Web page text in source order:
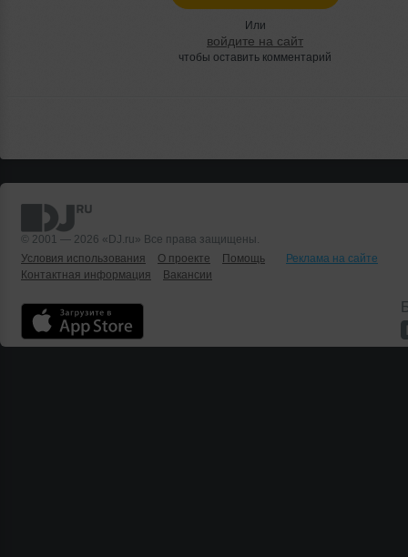
Или
войдите на сайт
чтобы оставить комментарий
© 2001 — 2026 «DJ.ru» Все права защищены.
Условия использования
О проекте Помощь
Реклама на сайте
Контактная информация
Вакансии